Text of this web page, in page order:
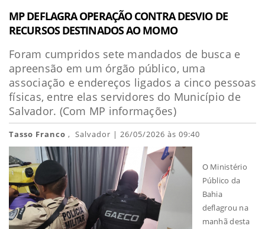
MP DEFLAGRA OPERAÇÃO CONTRA DESVIO DE
RECURSOS DESTINADOS AO MOMO
Foram cumpridos sete mandados de busca e
apreensão em um órgão público, uma
associação e endereços ligados a cinco pessoas
físicas, entre elas servidores do Município de
Salvador. (Com MP informações)
Tasso Franco , Salvador | 26/05/2026 às 09:40
O Ministério
Público da
Bahia
deflagrou na
manhã desta